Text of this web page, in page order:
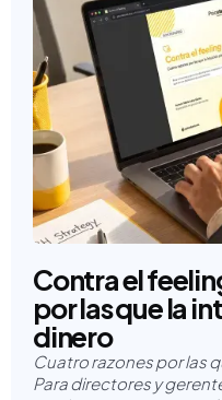
Contra el
por las que la
dinero
Cuatro razones por las
Para directores y